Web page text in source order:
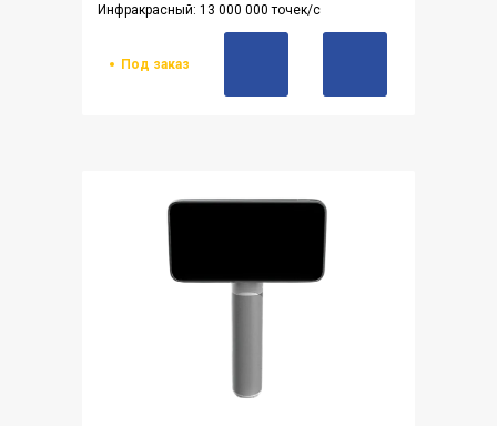
Инфракрасный: 13 000 000 точек/с
Под заказ